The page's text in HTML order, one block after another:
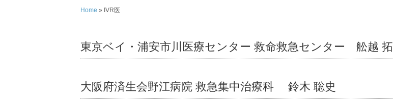
Home » IVR医
東京ベイ・浦安市川医療センター 救命救急センター 舩越 拓
大阪府済生会野江病院 救急集中治療科 鈴木 聡史